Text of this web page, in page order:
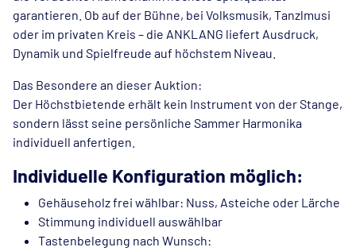
garantieren. Ob auf der Bühne, bei Volksmusik, Tanzlmusi
oder im privaten Kreis – die ANKLANG liefert Ausdruck,
Dynamik und Spielfreude auf höchstem Niveau.
Das Besondere an dieser Auktion:
Der Höchstbietende erhält kein Instrument von der Stange,
sondern lässt seine persönliche Sammer Harmonika
individuell anfertigen.
Individuelle Konfiguration möglich:
Gehäuseholz frei wählbar: Nuss, Asteiche oder Lärche
Stimmung individuell auswählbar
Tastenbelegung nach Wunsch: